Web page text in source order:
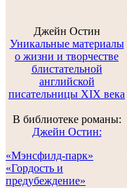
Джейн Остин
Уникальные материалы
о жизни и творчестве
блистательной
английской
писательницы XIX века
В библиотеке романы:
Джейн Остин:
«Мэнсфилд-парк»
«Гордость и
предубеждение»